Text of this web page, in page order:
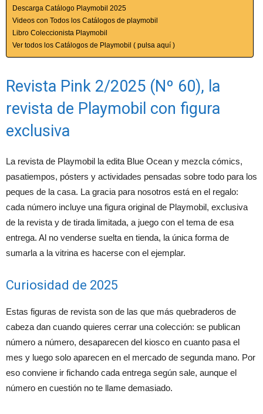
Descarga Catálogo Playmobil 2025
Videos con Todos los Catálogos de playmobil
Libro Coleccionista Playmobil
Ver todos los Catálogos de Playmobil ( pulsa aquí )
Revista Pink 2/2025 (Nº 60), la
revista de Playmobil con figura
exclusiva
La revista de Playmobil la edita Blue Ocean y mezcla cómics,
pasatiempos, pósters y actividades pensadas sobre todo para los
peques de la casa. La gracia para nosotros está en el regalo:
cada número incluye una figura original de Playmobil, exclusiva
de la revista y de tirada limitada, a juego con el tema de esa
entrega. Al no venderse suelta en tienda, la única forma de
sumarla a la vitrina es hacerse con el ejemplar.
Curiosidad de 2025
Estas figuras de revista son de las que más quebraderos de
cabeza dan cuando quieres cerrar una colección: se publican
número a número, desaparecen del kiosco en cuanto pasa el
mes y luego solo aparecen en el mercado de segunda mano. Por
eso conviene ir fichando cada entrega según sale, aunque el
número en cuestión no te llame demasiado.